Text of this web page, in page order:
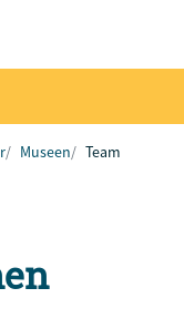
Museen Team